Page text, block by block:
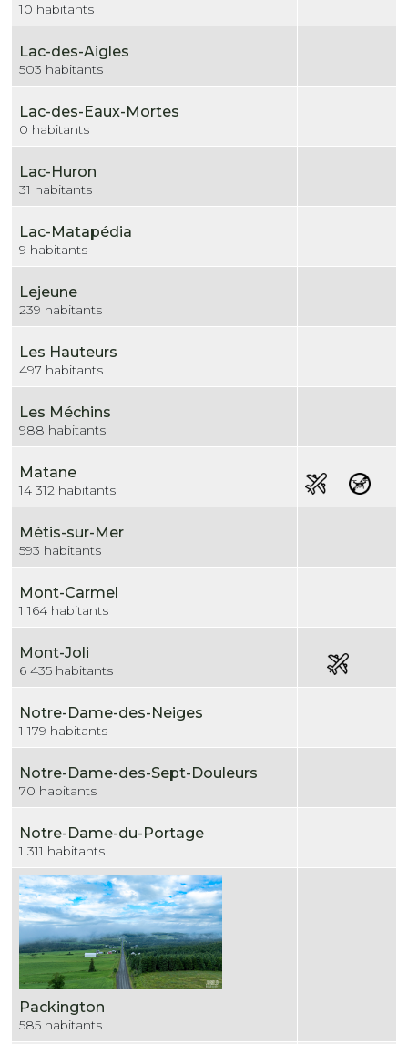
10 habitants
Lac-des-Aigles
503 habitants
Lac-des-Eaux-Mortes
0 habitants
Lac-Huron
31 habitants
Lac-Matapédia
9 habitants
Lejeune
239 habitants
Les Hauteurs
497 habitants
Les Méchins
988 habitants
Matane
14 312 habitants
Métis-sur-Mer
593 habitants
Mont-Carmel
1 164 habitants
Mont-Joli
6 435 habitants
Notre-Dame-des-Neiges
1 179 habitants
Notre-Dame-des-Sept-Douleurs
70 habitants
Notre-Dame-du-Portage
1 311 habitants
Packington
585 habitants